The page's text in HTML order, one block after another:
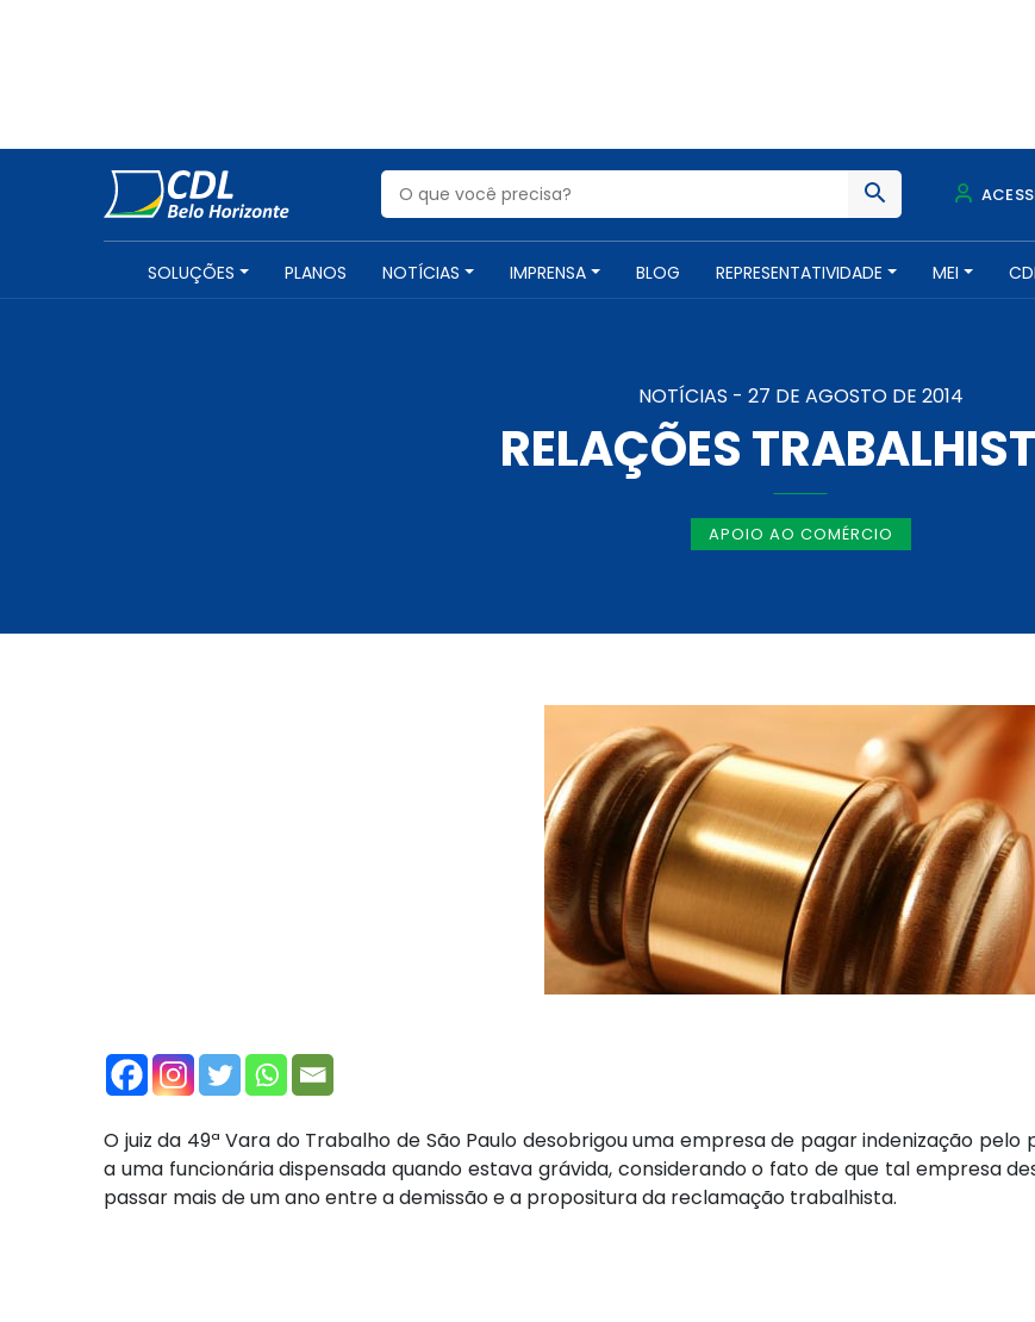
SOLUÇÕES PLANOS NOTÍCIAS IMPRENSA BLOG REPRESENTATIVIDADE MEI
NOTÍCIAS - 27 DE AGOSTO DE 2014
RELAÇÕES
APOIO AO COMÉRCIO
O juiz da 49ª Vara do Trabalho de São Paulo desobrigou uma empresa de pagar indenização
a uma funcionária dispensada quando estava grávida, considerando o fato de que tal empresa
passar mais de um ano entre a demissão e a propositura da reclamação trabalhista.